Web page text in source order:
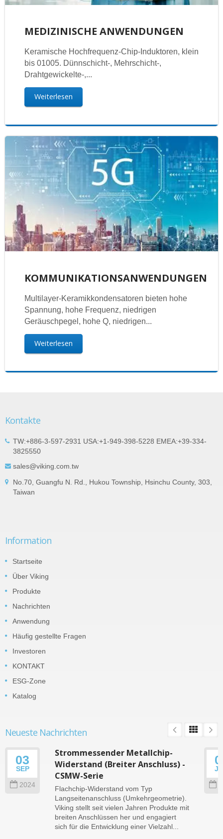
MEDIZINISCHE ANWENDUNGEN
Keramische Hochfrequenz-Chip-Induktoren, klein
bis 01005. Dünnschicht-, Mehrschicht-,
Drahtgewickelte-,...
Weiterlesen
KOMMUNIKATIONSANWENDUNGEN
Multilayer-Keramikkondensatoren bieten hohe
Spannung, hohe Frequenz, niedrigen
Geräuschpegel, hohe Q, niedrigen...
Weiterlesen
Kontakte
TW:+886-3-597-2931 USA:+1-949-398-5228 EMEA:+39-334-
3825550
sales@viking.com.tw
No.70, Guangfu N. Rd., Hukou Township, Hsinchu County, 303,
Taiwan
Information
Startseite
Über Viking
Produkte
Nachrichten
Anwendung
Häufig gestellte Fragen
Investoren
KONTAKT
ESG-Zone
Katalog
Neueste Nachrichten
03
SEP
2024
Strommessender Metallchip-
Widerstand (Breiter Anschluss) -
CSMW-Serie
Flachchip-Widerstand vom Typ
Langseitenanschluss (Umkehrgeometrie).
Viking stellt seit vielen Jahren Produkte mit
breiten Anschlüssen her und engagiert
sich für die Entwicklung einer Vielzahl...